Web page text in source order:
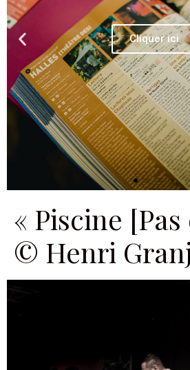
Cliquer ici
« Piscine [Pas
© Henri